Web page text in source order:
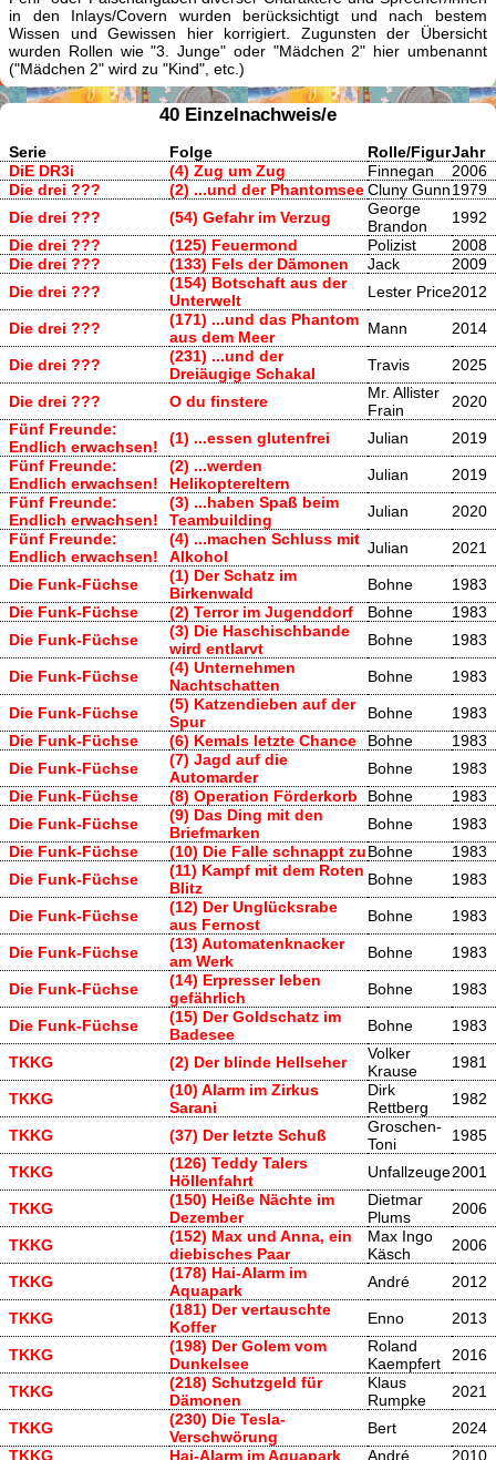
in den Inlays/Covern wurden berücksichtigt und nach bestem
Wissen und Gewissen hier korrigiert. Zugunsten der Übersicht
wurden Rollen wie "3. Junge" oder "Mädchen 2" hier umbenannt
("Mädchen 2" wird zu "Kind", etc.)
40 Einzelnachweis/e
Serie Folge Rolle/FigurJahr
DiE DR3i
(4) Zug um Zug Finnegan
2006
Die drei ???
(2) ...und der PhantomseeCluny Gunn1979
Die drei ???
(54) Gefahr im Verzug
George
Brandon
1992
Die drei ???
(125) Feuermond Polizist
2008
Die drei ???
(133) Fels der Dämonen Jack
2009
Die drei ???
(154) Botschaft aus der
Unterwelt
Lester Price2012
Die drei ???
(171) ...und das Phantom
aus dem Meer
Mann 2014
Die drei ???
(231) ...und der
Dreiäugige Schakal
Travis 2025
Die drei ??? O du finstere
Mr. Allister
Frain
2020
Fünf Freunde:
Endlich erwachsen!
(1) ...essen glutenfrei Julian
2019
Fünf Freunde:
Endlich erwachsen!
(2) ...werden
Helikoptereltern
Julian
2019
Fünf Freunde:
Endlich erwachsen!
(3) ...haben Spaß beim
Teambuilding
Julian
2020
Fünf Freunde:
Endlich erwachsen!
(4) ...machen Schluss mit
Alkohol
Julian 2021
Die Funk-Füchse
(1) Der Schatz im
Birkenwald
Bohne
1983
Die Funk-Füchse
(2) Terror im Jugenddorf Bohne
1983
Die Funk-Füchse
(3) Die Haschischbande
wird entlarvt
Bohne 1983
Die Funk-Füchse
(4) Unternehmen
Nachtschatten
Bohne 1983
Die Funk-Füchse
(5) Katzendieben auf der
Spur
Bohne
1983
Die Funk-Füchse
(6) Kemals letzte Chance Bohne
1983
Die Funk-Füchse
(7) Jagd auf die
Automarder
Bohne
1983
Die Funk-Füchse
(8) Operation Förderkorb Bohne
1983
Die Funk-Füchse
(9) Das Ding mit den
Briefmarken
Bohne
1983
Die Funk-Füchse
(10) Die Falle schnappt zuBohne
1983
Die Funk-Füchse
(11) Kampf mit dem Roten
Blitz
Bohne 1983
Die Funk-Füchse
(12) Der Unglücksrabe
aus Fernost
Bohne 1983
Die Funk-Füchse
(13) Automatenknacker
am Werk
Bohne 1983
Die Funk-Füchse
(14) Erpresser leben
gefährlich
Bohne 1983
Die Funk-Füchse
(15) Der Goldschatz im
Badesee
Bohne 1983
TKKG (2) Der blinde Hellseher
Volker
Krause
1981
TKKG
(10) Alarm im Zirkus
Sarani
Dirk
Rettberg
1982
TKKG (37) Der letzte Schuß
Groschen-
Toni
1985
TKKG
(126) Teddy Talers
Höllenfahrt
Unfallzeuge2001
TKKG
(150) Heiße Nächte im
Dezember
Dietmar
Plums
2006
TKKG
(152) Max und Anna, ein
diebisches Paar
Max Ingo
Käsch
2006
TKKG
(178) Hai-Alarm im
Aquapark
André 2012
TKKG
(181) Der vertauschte
Koffer
Enno 2013
TKKG
(198) Der Golem vom
Dunkelsee
Roland
Kaempfert
2016
TKKG
(218) Schutzgeld für
Dämonen
Klaus
Rumpke
2021
TKKG
(230) Die Tesla-
Verschwörung
Bert
2024
TKKG
Hai-Alarm im Aquapark André 2010